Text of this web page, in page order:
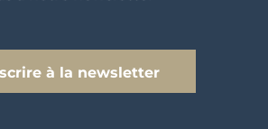
à la newsletter